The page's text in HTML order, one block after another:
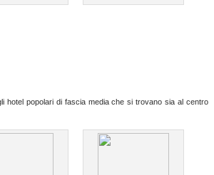
popolari di fascia media che si trovano sia al centro